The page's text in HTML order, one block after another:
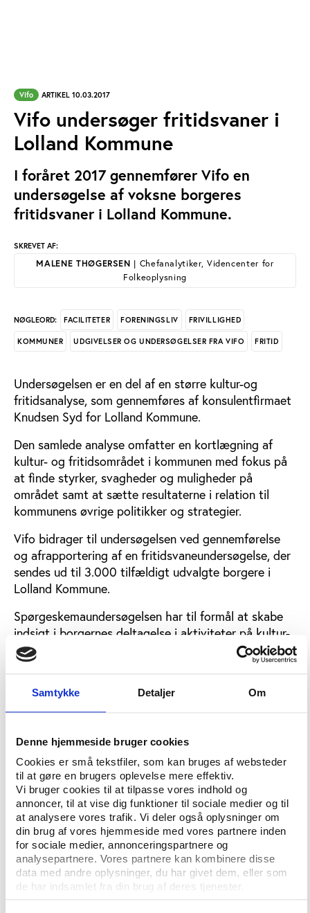
Samtykke Detaljer Om
Denne hjemmeside bruger cookies
Cookies er små tekstfiler, som kan bruges af websteder
til at gøre en brugers oplevelse mere effektiv.
Vi bruger cookies til at tilpasse vores indhold og
annoncer, til at vise dig funktioner til sociale medier og til
at analysere vores trafik. Vi deler også oplysninger om
din brug af vores hjemmeside med vores partnere inden
for sociale medier, annonceringspartnere og
analysepartnere. Vores partnere kan kombinere disse
data med andre oplysninger, du har givet dem, eller som
de har indsamlet fra din brug af deres tjenester.
Vifo ARTIKEL 10.03.2017
Vifo undersøger fritidsvaner i
Lolland Kommune
I foråret 2017 gennemfører Vifo en
undersøgelse af voksne borgeres
fritidsvaner i Lolland Kommune.
SKREVET AF:
MALENE THØGERSEN | Chefanalytiker, Videncenter for
Folkeoplysning
NØGLEORD: FACILITETER FORENINGSLIV FRIVILLIGHED
KOMMUNER UDGIVELSER OG UNDERSØGELSER FRA VIFO FRITID
Undersøgelsen er en del af en større kultur-og
fritidsanalyse, som gennemføres af konsulentfirmaet
Knudsen Syd for Lolland Kommune.
Den samlede analyse omfatter en kortlægning af
kultur- og fritidsområdet i kommunen med fokus på
at finde styrker, svagheder og muligheder på
området samt at sætte resultaterne i relation til
kommunens øvrige politikker og strategier.
Vifo bidrager til undersøgelsen ved gennemførelse
og afrapportering af en fritidsvaneundersøgelse, der
sendes ud til 3.000 tilfældigt udvalgte borgere i
Lolland Kommune.
Spørgeskemaundersøgelsen har til formål at skabe
indsigt i borgernes deltagelse i aktiviteter på kultur-
og fritidsområdet på tværs af geografiske og
socioøkonomiske skel. Derudover vil den belyse
fritidstilbud i kommunen samt deres deltagelse i
frivilligt arbejde på området.
Undersøgelsen gennemføres i foråret 2017 og indgår
i den samlede afrapportering af kultur- og
fritidsanalysen, som afsluttes i august 2017.
Ansvarlig for undersøgelsen er analytiker Malene
Thøgersen.
Læs mere om idræt og fritid i